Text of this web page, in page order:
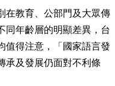
在教育、公部門及大眾傳
同年齡層的明顯差異，台
值得注意，「國家語言發
承及發展仍面對不利條